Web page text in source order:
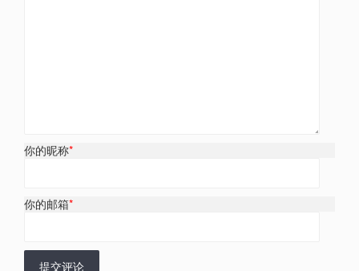
你的昵称*
你的邮箱*
提交评论